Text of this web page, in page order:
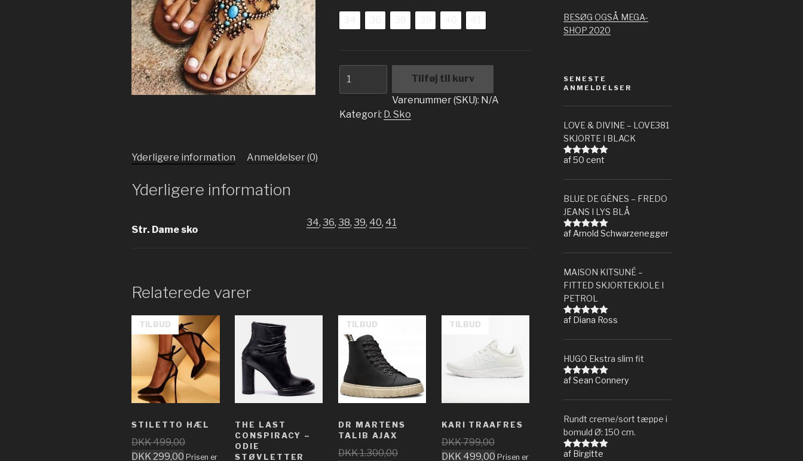
Hæl
Pearl
Tilføj til kurv
Varenummer (SKU): N/A
Kategori: D. Sko
Yderligere information Anmeldelser (0)
Yderligere information
Str. Dame sko
34, 36, 38, 39, 40, 41
Relaterede varer
TILBUD
STILETTO HÆL
DKK499,00
DKK299,00 Prisen er
THE LAST
CONSPIRACY –
ODIE
STØVLETTER
TILBUD
DR MARTENS
TALIB AJAX
DKK1.300,00
TILBUD
KARI TRAAFRES
DKK799,00
DKK499,00 Prisen er
BESØG OGSÅ MEGA-
SHOP 2020
SENESTE
ANMELDELSER
LOVE & DIVINE – LOVE381
SKJORTE I BLACK
Vurderet5
af 50 cent
BLUE DE GÊNES – FREDO
JEANS I LYS BLÅ
Vurderet5
af Arnold Schwarzenegger
MAISON KITSUNÉ –
FITTED SKJORTEKJOLE I
PETROL
Vurderet 5
af Diana Ross
HUGO Ekstra slim fit
Vurderet5
af Sean Connery
Rundt creme/sort tæppe i
bomuld Ø: 150 cm.
Vurderet5
af Birgitte